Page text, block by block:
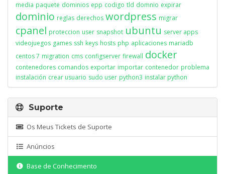
media paquete dominios epp codigo tld domnio expirar
dominio reglas derechos wordpress migrar
cpanel proteccion user snapshot ubuntu server apps
videojuegos games ssh keys hosts php aplicaciones mariadb
centos 7 migration cms configserver firewall docker
contenedores comandos exportar importar contenedor problema
instalación crear usuario sudo user python3 instalar python
Suporte
Os Meus Tickets de Suporte
Anúncios
Base de Conhecimento